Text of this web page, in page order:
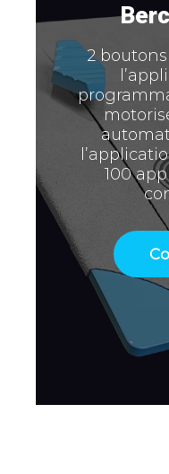
2
100
2
source
plus de
sans